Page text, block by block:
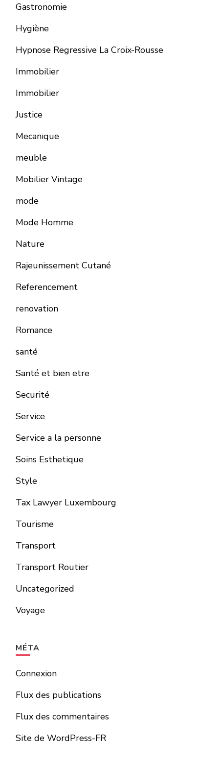
Gastronomie
Hygiène
Hypnose Regressive La Croix-Rousse
Immobilier
Immobilier
Justice
Mecanique
meuble
Mobilier Vintage
mode
Mode Homme
Nature
Rajeunissement Cutané
Referencement
renovation
Romance
santé
Santé et bien etre
Securité
Service
Service a la personne
Soins Esthetique
Style
Tax Lawyer Luxembourg
Tourisme
Transport
Transport Routier
Uncategorized
Voyage
MÉTA
Connexion
Flux des publications
Flux des commentaires
Site de WordPress-FR